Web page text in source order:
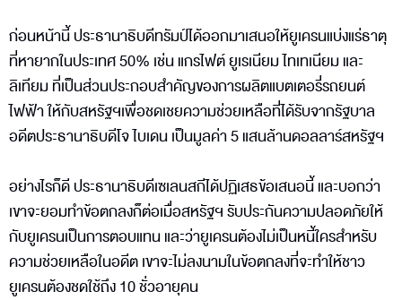
ก่อนหน้านี้ ประธานาธิบดีทรัมป์ได้ออกมาเสนอให้ยูเครนแบ่งแร่ธาตุ
ที่หายากในประเทศ 50% เช่น แกรไฟต์ ยูเรเนียม ไทเทเนียม และ
ลิเทียม ที่เป็นส่วนประกอบสำคัญของการผลิตแบตเตอรี่รถยนต์
ไฟฟ้า ให้กับสหรัฐฯเพื่อชดเชยความช่วยเหลือที่ได้รับจากรัฐบาล
อดีตประธานาธิบดีโจ ไบเดน เป็นมูลค่า 5 แสนล้านดอลลาร์สหรัฐฯ
อย่างไรก็ดี ประธานาธิบดีเซเลนสกีได้ปฏิเสธข้อเสนอนี้ และบอกว่า
เขาจะยอมทำข้อตกลงก็ต่อเมื่อสหรัฐฯ รับประกันความปลอดภัยให้
กับยูเครนเป็นการตอบแทน และว่ายูเครนต้องไม่เป็นหนี้ใครสำหรับ
ความช่วยเหลือในอดีต เขาจะไม่ลงนามในข้อตกลงที่จะทำให้ชาว
ยูเครนต้องชดใช้ถึง 10 ชั่วอายุคน